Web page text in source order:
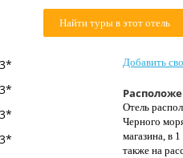
Найти туры в этот отель
Добавить
Отель
Черного
магазина, в
также на